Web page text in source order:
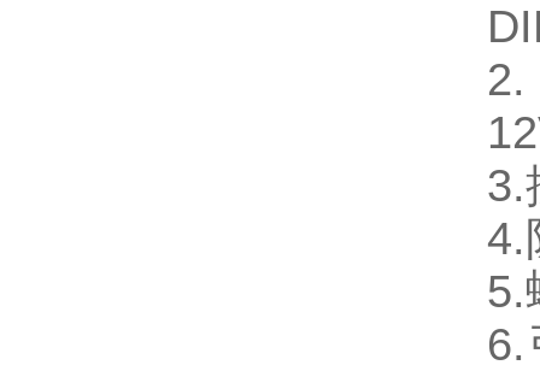
3.
4.
5.
6.